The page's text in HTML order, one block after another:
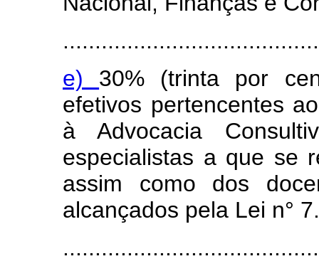
e) 30% (trinta por
efetivos pertencentes
à Advocacia
especialistas a que se
assim como dos
alcançados pela Lei n°